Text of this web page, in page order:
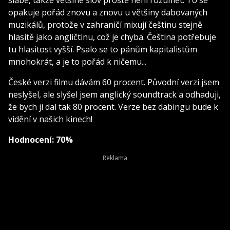
opakuje pořád znovu a znovu u většiny dabovaných
muzikálů, protože v zahraničí mixují češtinu stejně
hlasitě jako angličtinu, což je chyba. Čeština potřebuje
tu hlasitost vyšší. Psalo se to pánům kapitalistům
mnohokrát, a je to pořád k ničemu...
České verzi filmu dávám 60 procent. Původní verzi jsem
neslyšel, ale slyšel jsem anglický soundtrack a odhaduji,
že bych jí dal tak 80 procent. Verze bez dabingu bude k
vidění v našich kinech!
Hodnocení: 70%